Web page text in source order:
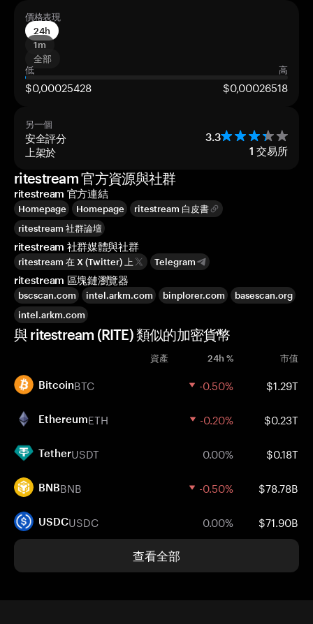
價格表現
24h
1m
全部
低
高
$0,00025428 $0,00026518
另一個
安全評分 3.3
上架於 1 交易所
ritestream 官方資源與社群
ritestream 官方連結
Homepage Homepage
ritestream 白皮書
ritestream 社群論壇
ritestream 社群媒體與社群
ritestream 在 X (Twitter) 上 Telegram
ritestream 區塊鏈瀏覽器
bscscan.com intel.arkm.com binplorer.com
basescan.org
intel.arkm.com
與 ritestream (RITE) 類似的加密貨幣
資產 24h % 市值
BitcoinBTC -0.50% $1.29T
EthereumETH -0.20% $0.23T
TetherUSDT 0.00% $0.18T
BNBBNB -0.50% $78.78B
USDCUSDC 0.00% $71.90B
查看全部